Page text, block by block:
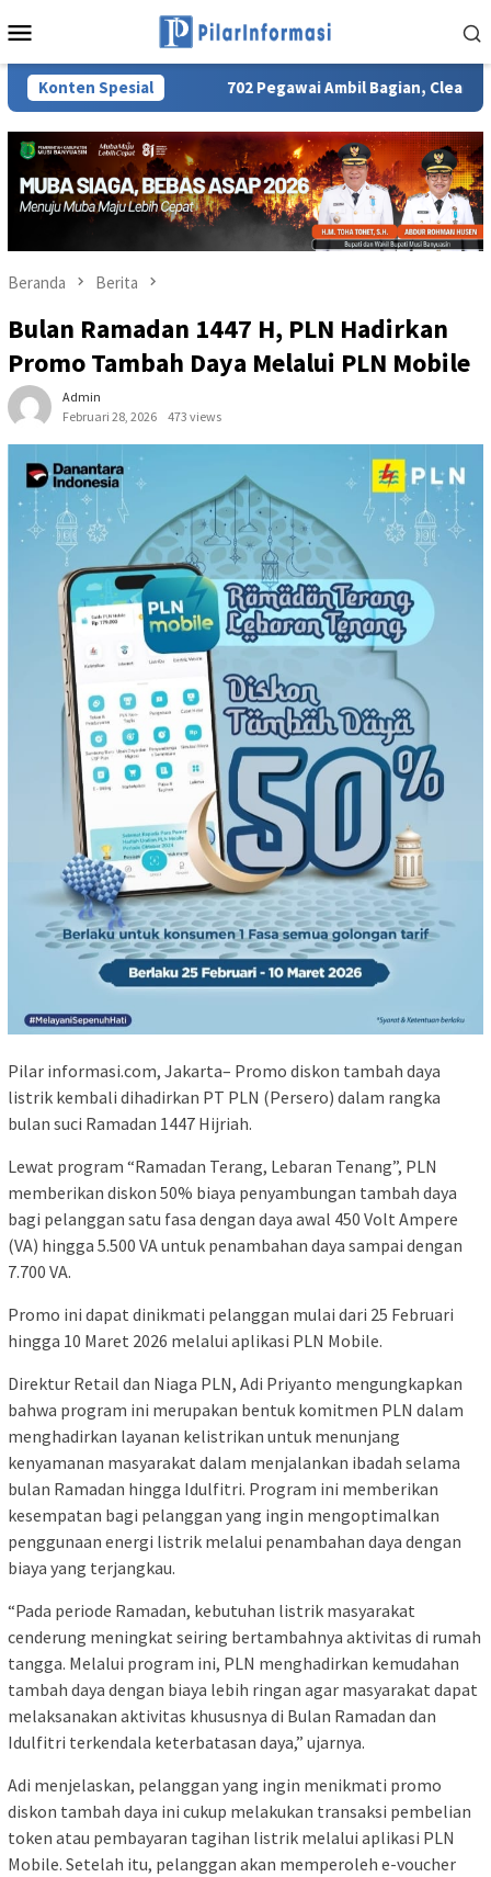
ke
Mobile
Konten Spesial
NADI JKN 702 Pegawai Ambil Bagian, Clean Energy
Beranda Berita
Bulan Ramadan 1447 H, PLN Hadirkan
Promo Tambah Daya Melalui PLN Mobile
Admin
Februari 28, 2026
473 views
Pilar informasi.com, Jakarta– Promo diskon tambah daya
listrik kembali dihadirkan PT PLN (Persero) dalam rangka
bulan suci Ramadan 1447 Hijriah.
Lewat program “Ramadan Terang, Lebaran Tenang”, PLN
memberikan diskon 50% biaya penyambungan tambah daya
bagi pelanggan satu fasa dengan daya awal 450 Volt Ampere
(VA) hingga 5.500 VA untuk penambahan daya sampai dengan
7.700 VA.
Promo ini dapat dinikmati pelanggan mulai dari 25 Februari
hingga 10 Maret 2026 melalui aplikasi PLN Mobile.
Direktur Retail dan Niaga PLN, Adi Priyanto mengungkapkan
bahwa program ini merupakan bentuk komitmen PLN dalam
menghadirkan layanan kelistrikan untuk menunjang
kenyamanan masyarakat dalam menjalankan ibadah selama
bulan Ramadan hingga Idulfitri. Program ini memberikan
kesempatan bagi pelanggan yang ingin mengoptimalkan
penggunaan energi listrik melalui penambahan daya dengan
biaya yang terjangkau.
“Pada periode Ramadan, kebutuhan listrik masyarakat
cenderung meningkat seiring bertambahnya aktivitas di rumah
tangga. Melalui program ini, PLN menghadirkan kemudahan
tambah daya dengan biaya lebih ringan agar masyarakat dapat
melaksanakan aktivitas khususnya di Bulan Ramadan dan
Idulfitri terkendala keterbatasan daya,” ujarnya.
Adi menjelaskan, pelanggan yang ingin menikmati promo
diskon tambah daya ini cukup melakukan transaksi pembelian
token atau pembayaran tagihan listrik melalui aplikasi PLN
Mobile. Setelah itu, pelanggan akan memperoleh e-voucher